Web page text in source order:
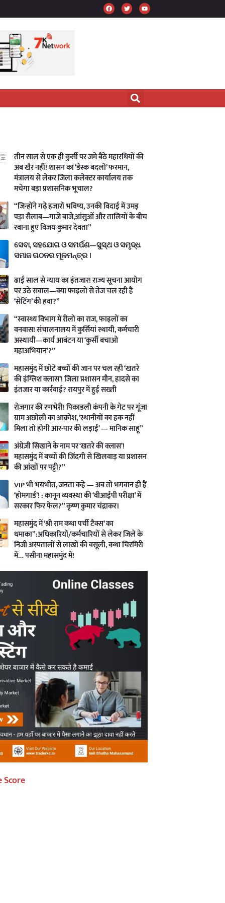
तीन साल से एक ही कुर्सी पर जमे बैठे महारथियों की
अब खैर नहीं! शासन का ‘डेस्क बदलो’ फरमान,
मंत्रालय से लेकर जिला कलेक्टर कार्यालय तक
मचेगा बड़ा प्रशासनिक भूचाल?
“जिन्होंने गढ़े हजारों भविष्य, उनकी विदाई में उमड़
पड़ा सैलाब—गाजे बाजे,आंसुओं और तालियों के बीच
रवाना हुए विजय कुमार देवता”
ସେବା, ସହଯୋଗ ଓ ସମର୍ପଣ—ସୁସ୍ଥ ଓ ସମୃଦ୍ଧ
ସମାଜ ଗଠନର ମୂଳମନ୍ତ୍ର ।
ढाई साल से न्याय का इंतजार! राज्य सूचना आयोग
पर उठे सवाल—क्या फाइलों से तेज चल रही है
‘सेटिंग’ की हवा?”
“स्वास्थ्य विभाग में रीलों का राज, फाइलों का
वनवास! संचालनालय में कुर्सियां स्थायी, कर्मचारी
अस्थायी—कार्य आबंटन या ‘कुर्सी बचाओ
महाअभियान’?”
महासमुंद में छोटे बच्चों की जान पर चल रही ‘खतरे
की इंग्लिश क्लास’! जिला प्रशासन मौन, हादसे का
इंतजार या कार्रवाई? रायपुर में हुई सख्ती
रोजगार की रणभेरी! पिकाडली कंपनी के गेट पर गूंजा
ग्राम अछोली का आक्रोश, ‘स्थानीयों का हक नहीं
मिला तो होगी आर-पार की लड़ाई’ — मानिक साहू”
अंग्रेज़ी सिखाने के नाम पर ‘खतरे की क्लास’!
महासमुंद में बच्चों की जिंदगी से खिलवाड़ या प्रशासन
की आंखों पर पट्टी?”
VIP भी भयभीत, जनता कहे — अब तो भगवान ही हैं
‘होमगार्ड’! : कानून व्यवस्था की ‘वीआईपी परीक्षा’ में
सरकार फिर फेल?” कृष्ण कुमार चंद्राकर।
महासमुंद में ‘श्री राम कथा पर्ची टैक्स’ का
धमाका”:अधिकारियों/कर्मचारियों से लेकर जिले के
निजी अस्पतालों से लाखों की वसूली, कथा चिरमिरी
में… पसीना महासमुंद में!
Score